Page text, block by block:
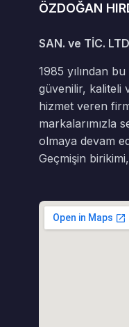
ÖZDOĞAN
SAN. ve TİC.
1985 yılından
güvenilir, kaliteli
hizmet veren
markalarımızla
olmaya devam
Geçmişin